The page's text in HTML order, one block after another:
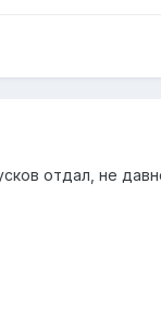
отдал, не